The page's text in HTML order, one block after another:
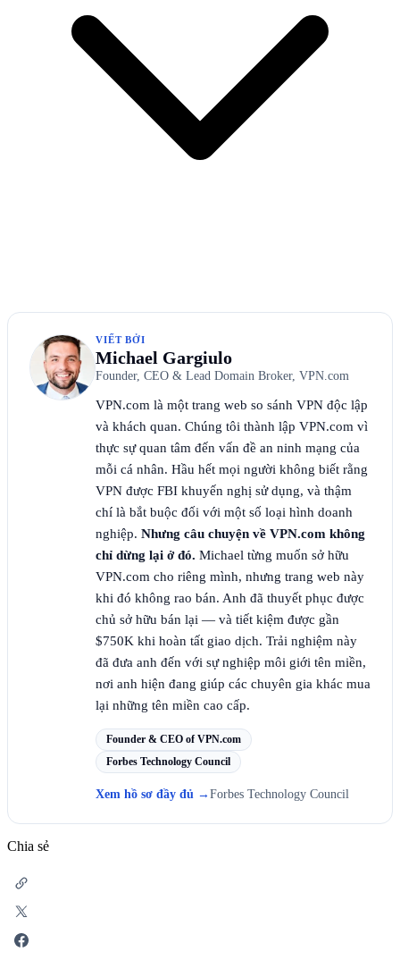
VIẾT BỞI
Michael Gargiulo
Founder, CEO & Lead Domain Broker, VPN.com
VPN.com là một trang web so sánh VPN độc lập
và khách quan. Chúng tôi thành lập VPN.com vì
thực sự quan tâm đến vấn đề an ninh mạng của
mỗi cá nhân. Hầu hết mọi người không biết rằng
VPN được FBI khuyến nghị sử dụng, và thậm
chí là bắt buộc đối với một số loại hình doanh
nghiệp. Nhưng câu chuyện về VPN.com không
chỉ dừng lại ở đó. Michael từng muốn sở hữu
VPN.com cho riêng mình, nhưng trang web này
khi đó không rao bán. Anh đã thuyết phục được
chủ sở hữu bán lại — và tiết kiệm được gần
$750K khi hoàn tất giao dịch. Trải nghiệm này
đã đưa anh đến với sự nghiệp môi giới tên miền,
nơi anh hiện đang giúp các chuyên gia khác mua
lại những tên miền cao cấp.
Founder & CEO of VPN.com
Forbes Technology Council
Xem hồ sơ đầy đủ → Forbes Technology Council
Chia sẻ